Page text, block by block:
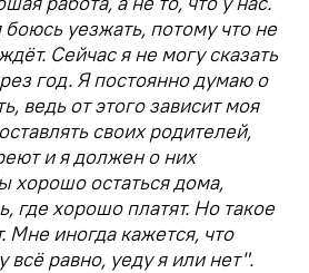
уезжать, потому что не
Сейчас я не могу сказать
год. Я постоянно думаю о
ведь от этого зависит моя
своих родителей,
и я должен о них
хорошо остаться дома,
где хорошо платят. Но такое
Мне иногда кажется, что
всё равно, уеду я или нет".